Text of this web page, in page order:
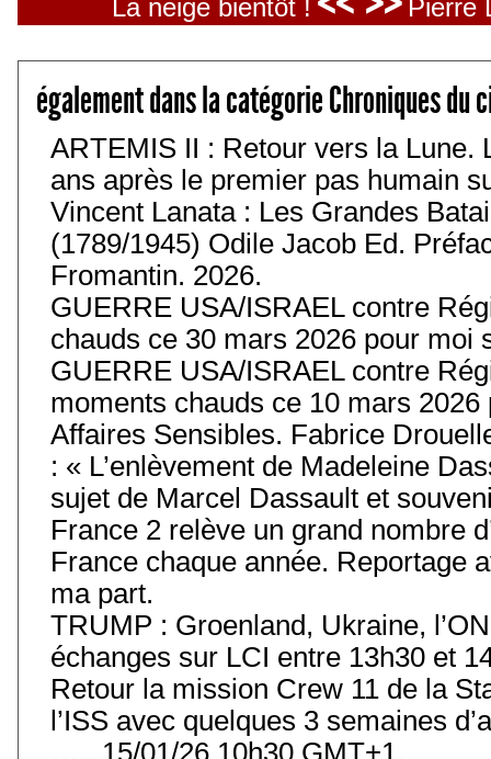
La neige bientôt ! Pierre
également dans la catégorie Chroniques du
ARTEMIS II : Retour vers la Lune.
ans après le premier pas humain
Vincent Lanata : Les Grandes
(1789/1945) Odile Jacob Ed.
Fromantin. 2026.
GUERRE USA/ISRAEL contre
chauds ce 30 mars 2026 pour moi
GUERRE USA/ISRAEL contre
moments chauds ce 10 mars
Affaires Sensibles. Fabrice
: « L’enlèvement de Madeleine
sujet de Marcel Dassault et
France 2 relève un grand nombre
France chaque année. Reportage
ma part.
TRUMP : Groenland, Ukraine,
échanges sur LCI entre 13h30 et
Retour la mission Crew 11 de la
l’ISS avec quelques 3 semaines
….. 15/01/26 10h30 GMT+1.